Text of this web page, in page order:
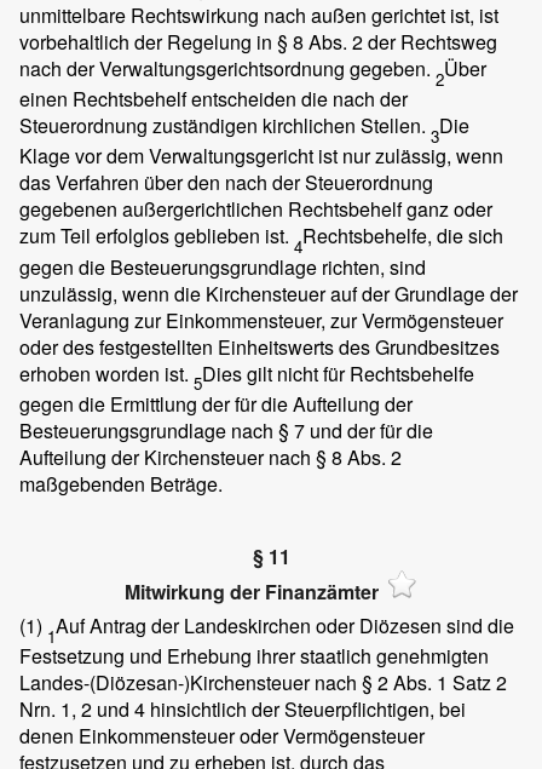
unmittelbare Rechtswirkung nach außen gerichtet ist, ist
vorbehaltlich der Regelung in § 8 Abs. 2 der Rechtsweg
nach der Verwaltungsgerichtsordnung gegeben. 2Über
einen Rechtsbehelf entscheiden die nach der
Steuerordnung zuständigen kirchlichen Stellen. 3Die
Klage vor dem Verwaltungsgericht ist nur zulässig, wenn
das Verfahren über den nach der Steuerordnung
gegebenen außergerichtlichen Rechtsbehelf ganz oder
zum Teil erfolglos geblieben ist. 4Rechtsbehelfe, die sich
gegen die Besteuerungsgrundlage richten, sind
unzulässig, wenn die Kirchensteuer auf der Grundlage der
Veranlagung zur Einkommensteuer, zur Vermögensteuer
oder des festgestellten Einheitswerts des Grundbesitzes
erhoben worden ist. 5Dies gilt nicht für Rechtsbehelfe
gegen die Ermittlung der für die Aufteilung der
Besteuerungsgrundlage nach § 7 und der für die
Aufteilung der Kirchensteuer nach § 8 Abs. 2
maßgebenden Beträge.
§ 11
Mitwirkung der Finanzämter
(1) 1Auf Antrag der Landeskirchen oder Diözesen sind die
Festsetzung und Erhebung ihrer staatlich genehmigten
Landes-(Diözesan-)Kirchensteuer nach § 2 Abs. 1 Satz 2
Nrn. 1, 2 und 4 hinsichtlich der Steuerpflichtigen, bei
denen Einkommensteuer oder Vermögensteuer
festzusetzen und zu erheben ist, durch das